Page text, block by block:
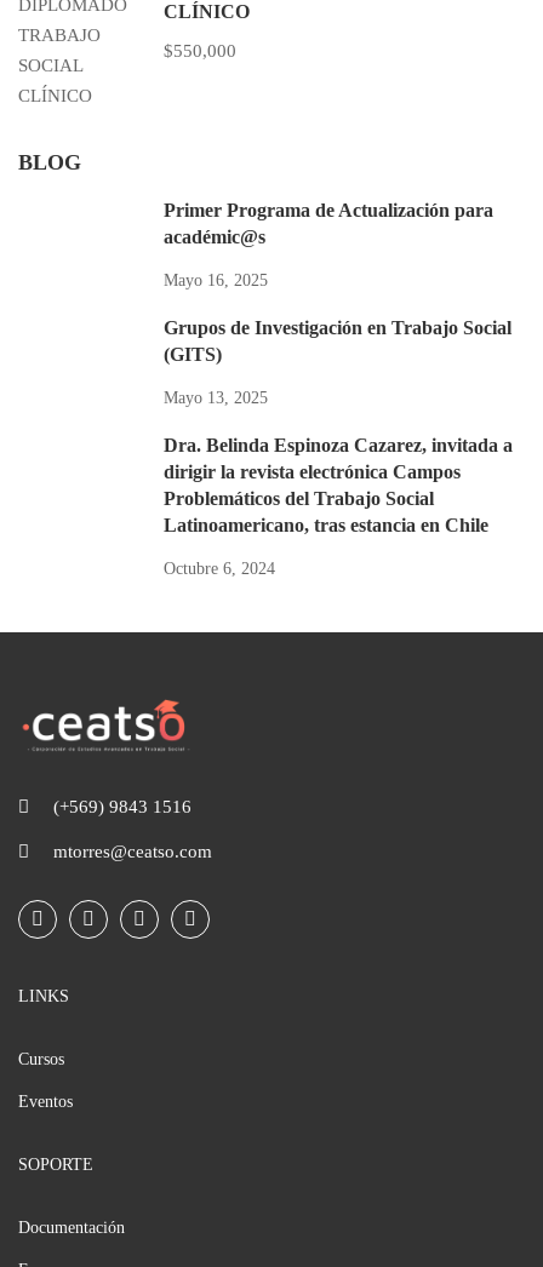
CLÍNICO
$550,000
BLOG
Primer Programa de Actualización para
académic@s
Mayo 16, 2025
Grupos de Investigación en Trabajo Social
(GITS)
Mayo 13, 2025
Dra. Belinda Espinoza Cazarez, invitada a
dirigir la revista electrónica Campos
Problemáticos del Trabajo Social
Latinoamericano, tras estancia en Chile
Octubre 6, 2024
(+569) 9843 1516
mtorres@ceatso.com
LINKS
Cursos
Eventos
SOPORTE
Documentación